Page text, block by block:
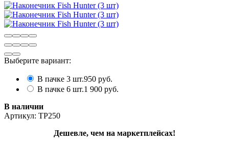
Выберите вариант:
В пачке 3 шт.950 руб.
В пачке 6 шт.1 900 руб.
В наличии
Артикул: TP250
Дешевле, чем на маркетплейсах!